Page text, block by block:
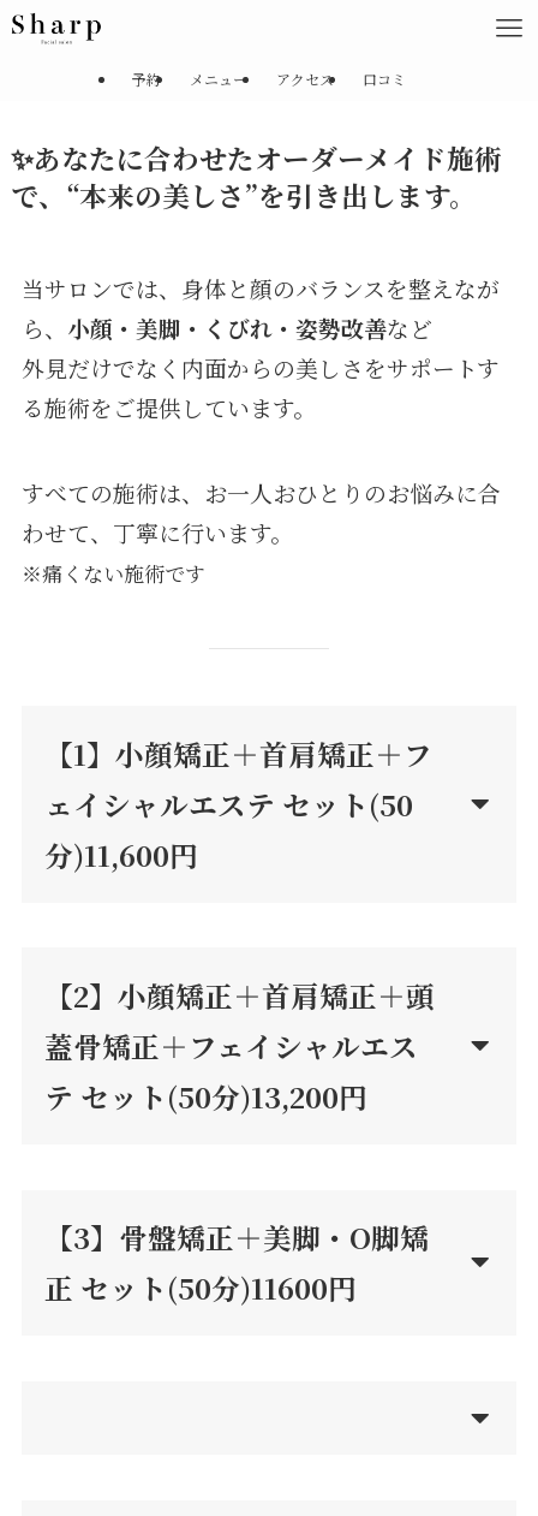
予約 メニュー アクセス 口コミ
✨あなたに合わせたオーダーメイド施術
で、“本来の美しさ”を引き出します。
当サロンでは、身体と顔のバランスを整えなが
ら、 小顔・美脚・くびれ・姿勢改善など
外見だけでなく内面からの美しさをサポートす
る施術をご提供しています。
すべての施術は、お一人おひとりのお悩みに合
わせて、丁寧に行います。
※痛くない施術です
【1】 小顔矯正＋首肩矯正＋フ
ェイシャルエステ セット(50
分)11,600円
【2】小顔矯正＋首肩矯正＋頭
蓋骨矯正＋フェイシャルエス
テ セット(50分)13,200円
【3】 骨盤矯正＋美脚・O脚矯
正 セット(50分)11600円